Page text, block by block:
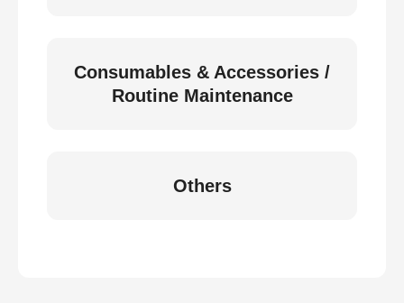
Consumables & Accessories /
Routine Maintenance
Others